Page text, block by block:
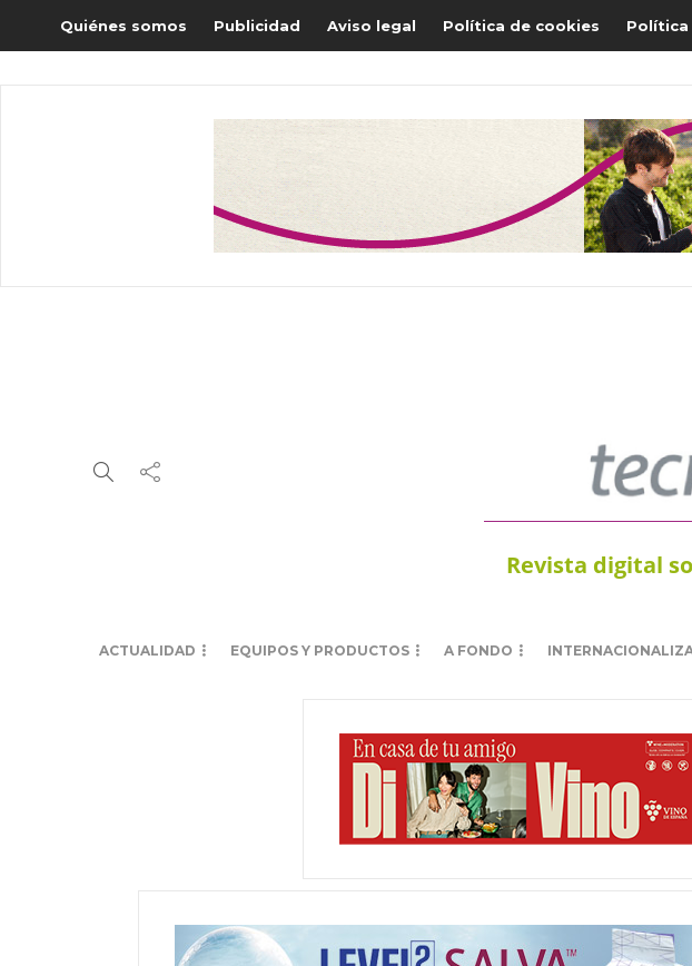
Quiénes somos Publicidad Aviso legal Política de cookies Política
Revista digital
ACTUALIDAD EQUIPOS Y PRODUCTOS A FONDO